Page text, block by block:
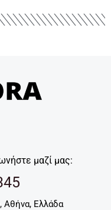
μαζί μας:
Αθήνα, Ελλάδα